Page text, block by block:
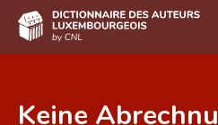
DE FR
Keine